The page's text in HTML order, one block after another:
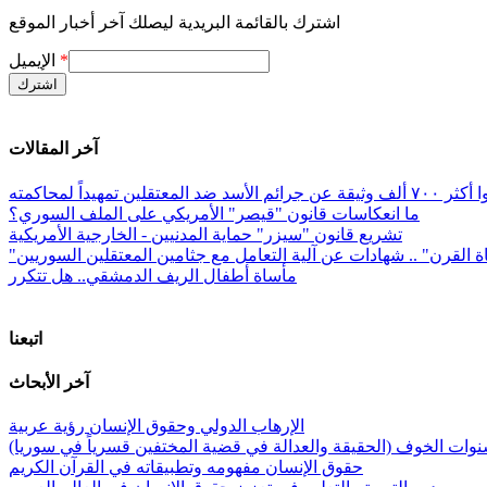
اشترك بالقائمة البريدية ليصلك آخر أخبار الموقع
*
آخر المقالات
تمهيداً لمحاكمته
ما انعكاسات قانون "قيصر" الأمريكي على الملف السوري؟
تشريع قانون "سيزر" حماية المدنيين - الخارجية الأمريكية
القرن" .. شهادات عن آلية التعامل مع جثامين المعتقلين السوريين
مأساة أطفال الريف الدمشقي.. هل تتكرر
اتبعنا
آخر الأبحاث
الإرهاب الدولي وحقوق الإنسان رؤية عربية
الخوف (الحقيقة والعدالة في قضية المختفين قسرياً في سوريا)
حقوق الإنسان مفهومه وتطبيقاته في القرآن الكريم